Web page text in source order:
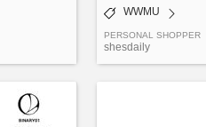
WWMU
PERSONAL SHOPPER
shesdaily